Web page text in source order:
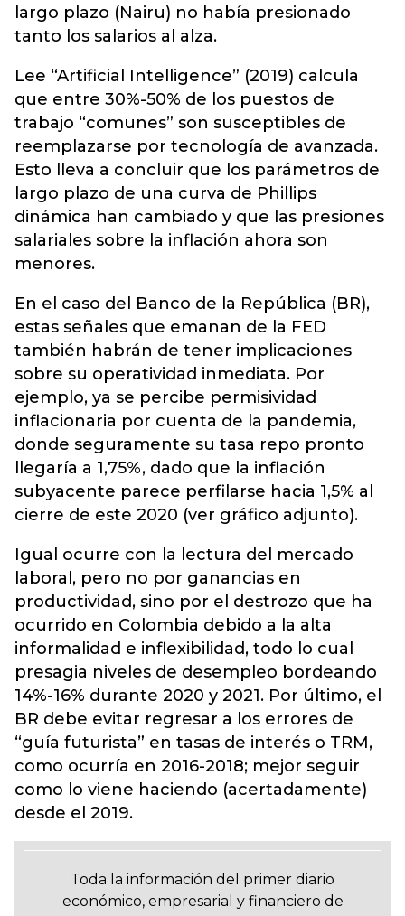
largo plazo (Nairu) no había presionado
tanto los salarios al alza.
Lee “Artificial Intelligence” (2019) calcula
que entre 30%-50% de los puestos de
trabajo “comunes” son susceptibles de
reemplazarse por tecnología de avanzada.
Esto lleva a concluir que los parámetros de
largo plazo de una curva de Phillips
dinámica han cambiado y que las presiones
salariales sobre la inflación ahora son
menores.
En el caso del Banco de la República (BR),
estas señales que emanan de la FED
también habrán de tener implicaciones
sobre su operatividad inmediata. Por
ejemplo, ya se percibe permisividad
inflacionaria por cuenta de la pandemia,
donde seguramente su tasa repo pronto
llegaría a 1,75%, dado que la inflación
subyacente parece perfilarse hacia 1,5% al
cierre de este 2020 (ver gráfico adjunto).
Igual ocurre con la lectura del mercado
laboral, pero no por ganancias en
productividad, sino por el destrozo que ha
ocurrido en Colombia debido a la alta
informalidad e inflexibilidad, todo lo cual
presagia niveles de desempleo bordeando
14%-16% durante 2020 y 2021. Por último, el
BR debe evitar regresar a los errores de
“guía futurista” en tasas de interés o TRM,
como ocurría en 2016-2018; mejor seguir
como lo viene haciendo (acertadamente)
desde el 2019.
Toda la información del primer diario
económico, empresarial y financiero de